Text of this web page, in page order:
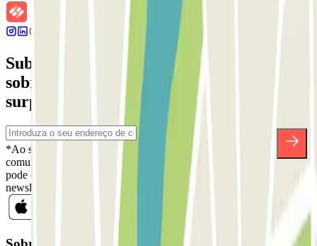
Subscreva a nossa newsletter e saiba mais
sobre descontos, sorteios e muitas outras
surpresas.
*Ao subscrever, aceita a nossa Política de Privacidade para receber
comunicações comerciais da Parclick. Sem qualquer obrigação,
pode cancelar a sua subscrição sempre que quiser na mesma
newsletter.